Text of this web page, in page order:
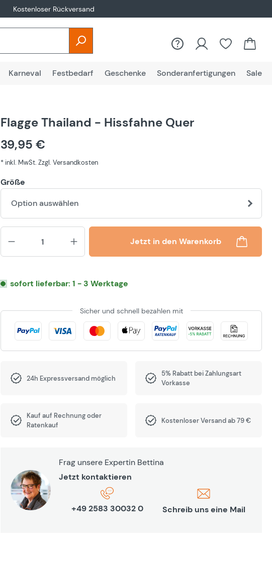
Kostenloser Rückversand
Karneval Festbedarf Geschenke Sonderanfertigungen Sale
Flagge Thailand - Hissfahne Quer
39,95 €
* inkl. MwSt. Zzgl. Versandkosten
Größe
Option auswählen
Produkt Anzahl: Gib den
Jetzt in den Warenkorb
sofort lieferbar: 1 - 3 Werktage
Sicher und schnell bezahlen mit
24h Expressversand möglich
5% Rabatt bei Zahlungsart
Vorkasse
Kauf auf Rechnung oder
Ratenkauf
Kostenloser Versand ab 79 €
Frag unsere Expertin Bettina
Jetzt kontaktieren
+49 2583 30032 0 Schreib uns eine Mail